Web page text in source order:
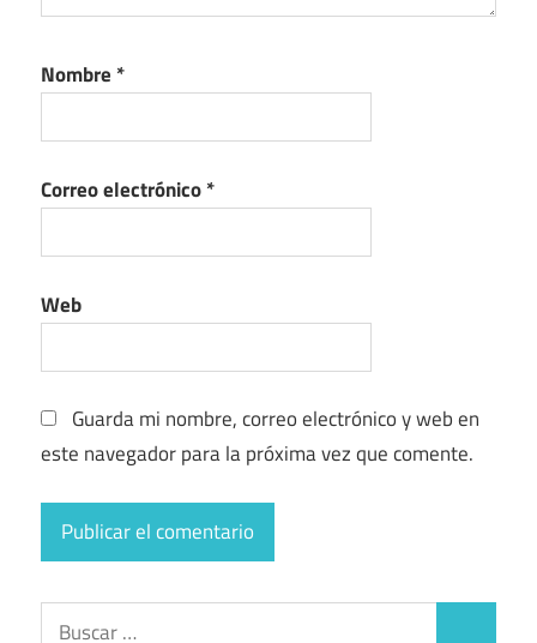
Nombre *
Correo electrónico*
Web
Guarda mi nombre, correo electrónico y web en
este navegador para la próxima vez que comente.
Buscar: